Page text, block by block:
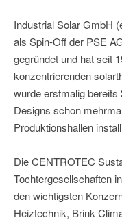
Industrial Solar GmbH
als Spin-Off der PSE
gegründet und hat seit
konzentrierenden
wurde erstmalig bereits
Designs schon
Produktionshallen
Die CENTROTEC
Tochtergesellschaften
den wichtigsten
Heiztechnik, Brink